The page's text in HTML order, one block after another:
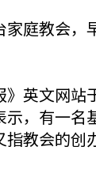
家庭教会
》英文网
示，有一
教会的创